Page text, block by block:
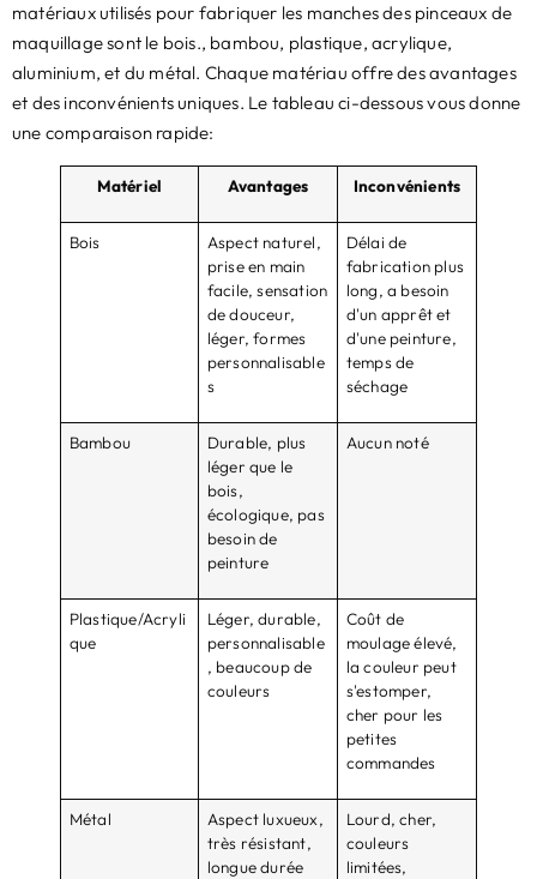
matériaux utilisés pour fabriquer les manches des pinceaux de
maquillage sont le bois., bambou, plastique, acrylique,
aluminium, et du métal. Chaque matériau offre des avantages
et des inconvénients uniques. Le tableau ci-dessous vous donne
une comparaison rapide:
Matériel Avantages Inconvénients
Bois
Aspect naturel,
prise en main
facile, sensation
de douceur,
léger, formes
personnalisable
s
Délai de
fabrication plus
long, a besoin
d'un apprêt et
d'une peinture,
temps de
séchage
Bambou
Durable, plus
léger que le
bois,
écologique, pas
besoin de
peinture
Aucun noté
Plastique/Acryli
que
Léger, durable,
personnalisable
, beaucoup de
couleurs
Coût de
moulage élevé,
la couleur peut
s'estomper,
cher pour les
petites
commandes
Métal
Aspect luxueux,
très résistant,
longue durée
Lourd, cher,
couleurs
limitées,